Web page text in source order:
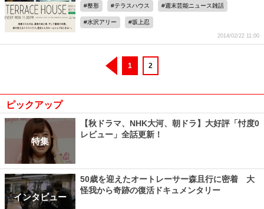
整形 テラスハウス 週末芸能ニュース雑話
水沢アリー 坂上忍
2014/02/22 11:00
1 2
ピックアップ
特集
【秋ドラマ、NHK大河、朝ドラ】大好評「忖度0
レビュー」全話更新！
インタビュー
50歳を迎えたオートレーサー森且行に密着 大
怪我から奇跡の復活ドキュメンタリー